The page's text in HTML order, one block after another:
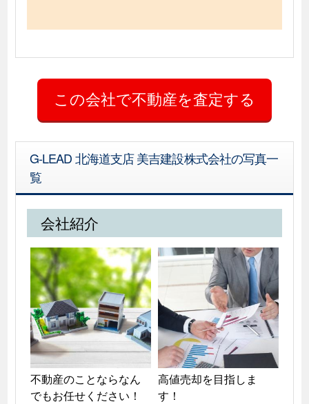
G-LEAD 北海道支店 美吉建設株式会社の写真一
覧
会社紹介
不動産のことならなん
でもお任せください！
高値売却を目指しま
す！